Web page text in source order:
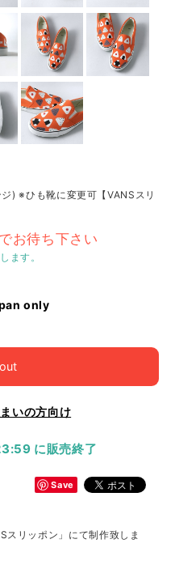
) ※ひも靴に変更可【VANSスリ
お待ち下さい
ます。
only
いの方向け
に販売終了
Save
スリッポン」にて制作致しま